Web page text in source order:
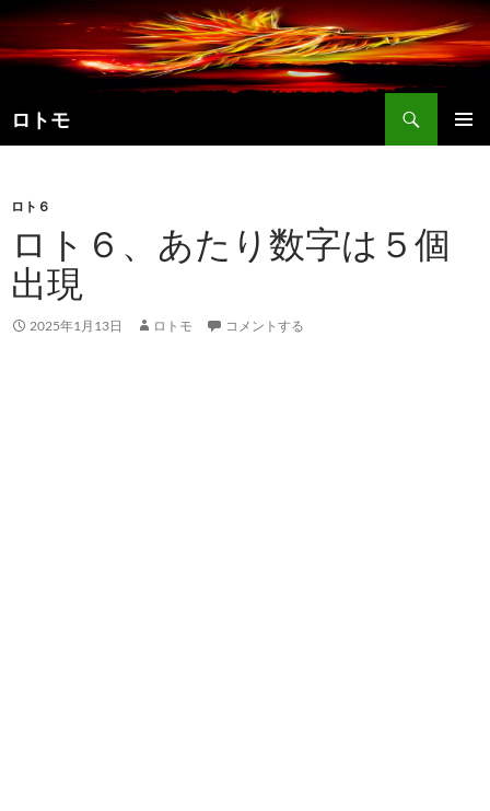
コ
テ
ツ
へ
ロトモ
索
ロト６
ロト６、あたり数字は５個
出現
2025年1月13日 ロトモ コメントする